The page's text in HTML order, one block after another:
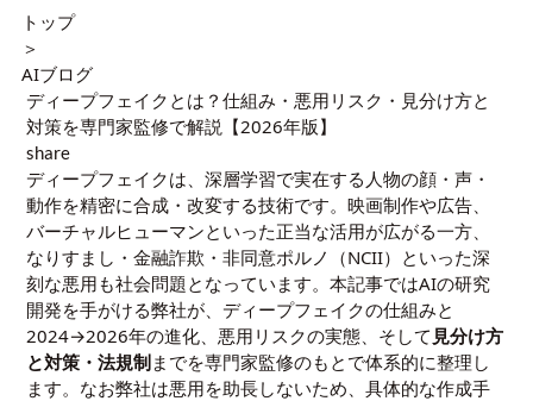
トップ
＞
AIブログ
ディープフェイクとは？仕組み・悪用リスク・見分け方と
対策を専門家監修で解説【2026年版】
share
ディープフェイクは、深層学習で実在する人物の顔・声・
動作を精密に合成・改変する技術です。映画制作や広告、
バーチャルヒューマンといった正当な活用が広がる一方、
なりすまし・金融詐欺・非同意ポルノ（NCII）といった深
刻な悪用も社会問題となっています。本記事ではAIの研究
開発を手がける弊社が、ディープフェイクの仕組みと
2024→2026年の進化、悪用リスクの実態、そして 見分け方
と対策・法規制までを専門家監修のもとで体系的に整理し
ます。なお弊社は悪用を助長しないため、具体的な作成手